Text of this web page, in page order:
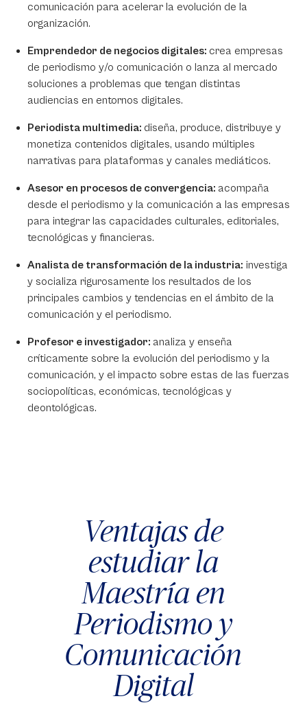
comunicación para acelerar la evolución de la
organización.
Emprendedor de negocios digitales: crea empresas
de periodismo y/o comunicación o lanza al mercado
soluciones a problemas que tengan distintas
audiencias en entornos digitales.
Periodista multimedia: diseña, produce, distribuye y
monetiza contenidos digitales, usando múltiples
narrativas para plataformas y canales mediáticos.
Asesor en procesos de convergencia: acompaña
desde el periodismo y la comunicación a las empresas
para integrar las capacidades culturales, editoriales,
tecnológicas y financieras.
Analista de transformación de la industria: investiga
y socializa rigurosamente los resultados de los
principales cambios y tendencias en el ámbito de la
comunicación y el periodismo.
Profesor e investigador: analiza y enseña
críticamente sobre la evolución del periodismo y la
comunicación, y el impacto sobre estas de las fuerzas
sociopolíticas, económicas, tecnológicas y
deontológicas.
Ventajas de
estudiar la
Maestría en
Periodismo y
Comunicación
Digital